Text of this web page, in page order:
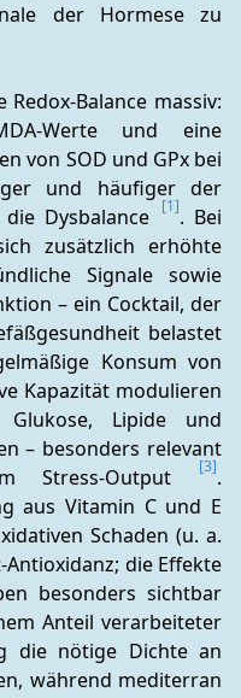
der Hormese zu
Balance massiv:
Werte und eine
von SOD und GPx bei
und häufiger der
Dysbalance
[1]. Bei
zusätzlich erhöhte
Signale sowie
– ein Cocktail, der
Konsum von
Kapazität modulieren
Lipide und
– besonders relevant
Stress-Output
[3].
aus Vitamin C und E
Schaden (u. a.
die Effekte
Anteil verarbeiteter
die nötige Dichte an
während mediterran